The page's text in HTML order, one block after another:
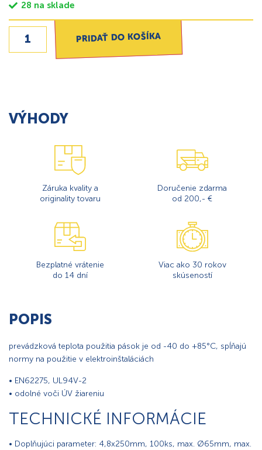
28 na sklade
PRIDAŤ DO KOŠÍKA
VÝHODY
Záruka kvality a
originality tovaru
Doručenie zdarma
od 200,- €
Bezplatné vrátenie
do 14 dní
Viac ako 30 rokov
skúseností
POPIS
prevádzková teplota použitia pások je od -40 do +85°C, spĺňajú
normy na použitie v elektroinštaláciách
• EN62275, UL94V-2
• odolné voči ÚV žiareniu
TECHNICKÉ INFORMÁCIE
• Doplňujúci parameter: 4,8x250mm, 100ks, max. Ø65mm, max.